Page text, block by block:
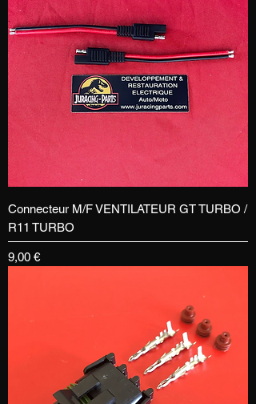
Connecteur M/F VENTILATEUR GT TURBO /
R11 TURBO
Prix
9,00 €